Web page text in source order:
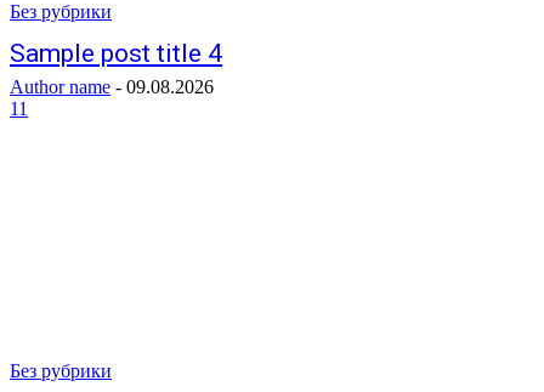
Без рубрики
Sample post title 4
Author name - 09.08.2026
11
Без рубрики